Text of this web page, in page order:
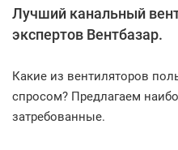
Лучший канальный
экспертов Вентбазар.
Какие из вентиляторов
спросом? Предлагаем
затребованные.